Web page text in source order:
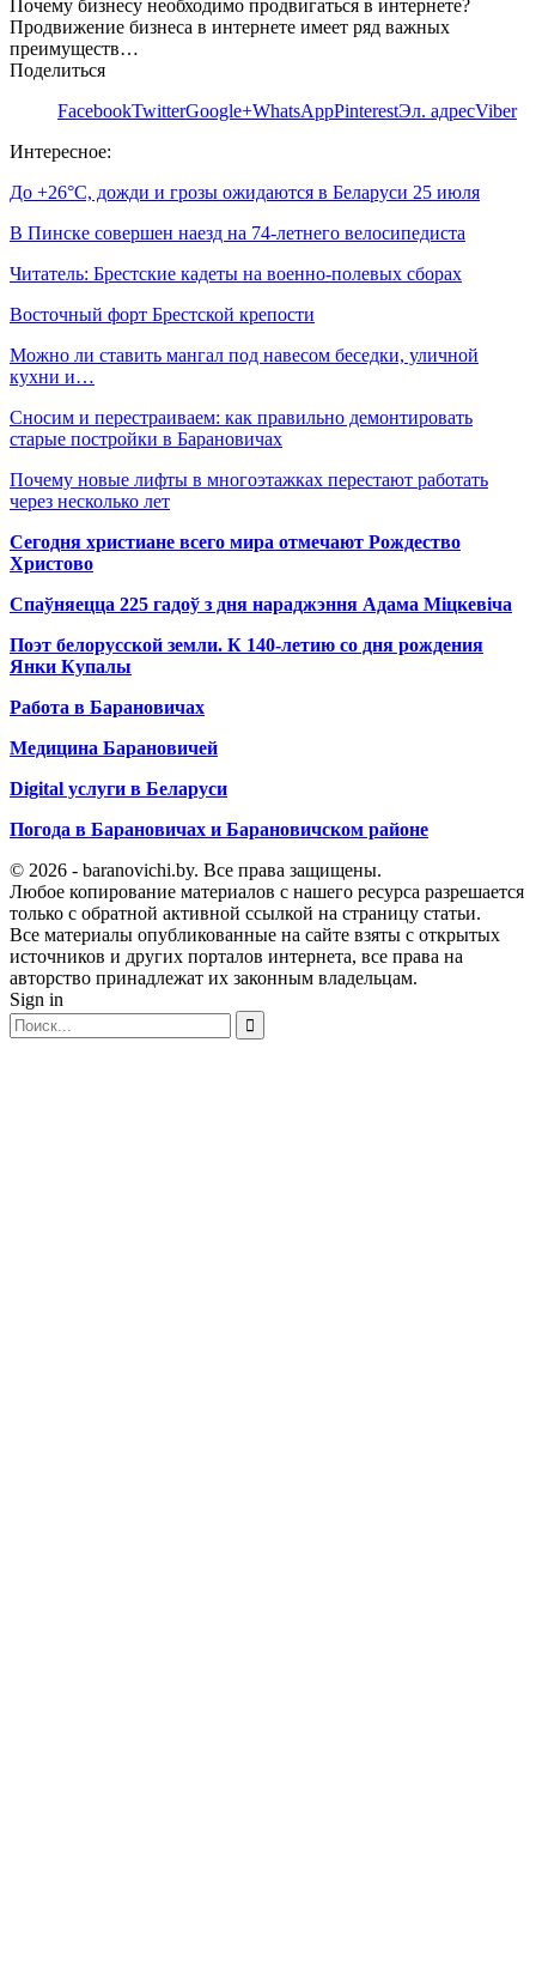
Почему бизнесу необходимо продвигаться в интернете?
Продвижение бизнеса в интернете имеет ряд важных
преимуществ…
Поделиться
FacebookTwitterGoogle+WhatsAppPinterestЭл. адресViber
Интересное:
До +26°С, дожди и грозы ожидаются в Беларуси 25 июля
В Пинске совершен наезд на 74-летнего велосипедиста
Читатель: Брестские кадеты на военно-полевых сборах
Восточный форт Брестской крепости
Можно ли ставить мангал под навесом беседки, уличной
кухни и…
Сносим и перестраиваем: как правильно демонтировать
старые постройки в Барановичах
Почему новые лифты в многоэтажках перестают работать
через несколько лет
Сегодня христиане всего мира отмечают Рождество
Христово
Спаўняецца 225 гадоў з дня нараджэння Адама Міцкевіча
Поэт белорусской земли. К 140-летию со дня рождения
Янки Купалы
Работа в Барановичах
Медицина Барановичей
Digital услуги в Беларуси
Погода в Барановичах и Барановичском районе
© 2026 - baranovichi.by. Все права защищены.
Любое копирование материалов с нашего ресурса разрешается
только с обратной активной ссылкой на страницу статьи.
Все материалы опубликованные на сайте взяты с открытых
источников и других порталов интернета, все права на
авторство принадлежат их законным владельцам.
Sign in